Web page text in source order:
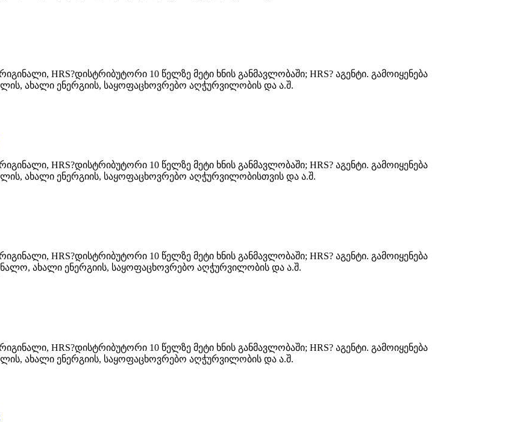
HRS?დისტრიბუტორი 10 წელზე მეტი ხნის განმავლობაში; HRS? აგენტი. გამოიყენება
ახალი ენერგიის, საყოფაცხოვრებო აღჭურვილობის და ა.შ.
HRS?დისტრიბუტორი 10 წელზე მეტი ხნის განმავლობაში; HRS? აგენტი. გამოიყენება
ახალი ენერგიის, საყოფაცხოვრებო აღჭურვილობისთვის და ა.შ.
HRS?დისტრიბუტორი 10 წელზე მეტი ხნის განმავლობაში; HRS? აგენტი. გამოიყენება
ახალი ენერგიის, საყოფაცხოვრებო აღჭურვილობის და ა.შ.
HRS?დისტრიბუტორი 10 წელზე მეტი ხნის განმავლობაში; HRS? აგენტი. გამოიყენება
ახალი ენერგიის, საყოფაცხოვრებო აღჭურვილობის და ა.შ.